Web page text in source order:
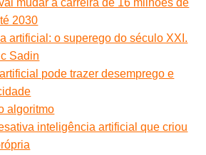
2030
artificial: o superego do século XXI.
Sadin
pode trazer desemprego e
algoritmo
inteligência artificial que criou